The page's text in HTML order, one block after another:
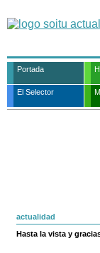
Portada
El Selector
actualidad
Hasta la vista y